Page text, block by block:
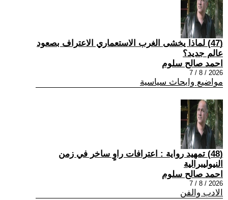
(47) لماذا يخشى الغرب الاستعماري الاعتراف بصعود
عالم جديد؟
احمد صالح سلوم
2026 / 8 / 7
مواضيع وابحاث سياسية
(48) تمهيد رواية : اعترافات راوٍ ساخر في زمن
النيوليبرالية
احمد صالح سلوم
2026 / 8 / 7
الادب والفن